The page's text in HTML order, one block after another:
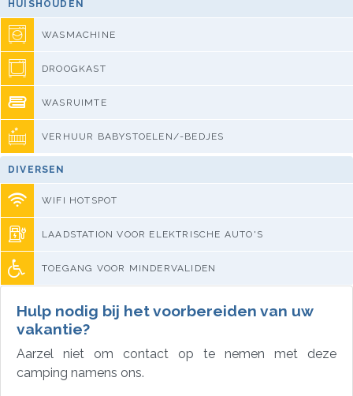
HUISHOUDEN
WASMACHINE
DROOGKAST
WASRUIMTE
VERHUUR BABYSTOELEN/-BEDJES
DIVERSEN
WIFI HOTSPOT
LAADSTATION VOOR ELEKTRISCHE AUTO'S
TOEGANG VOOR MINDERVALIDEN
Hulp nodig bij het voorbereiden van uw
vakantie?
Aarzel niet om contact op te nemen met deze
camping namens ons.